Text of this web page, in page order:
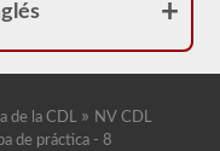
de la CDL » NV CDL
de práctica - 8